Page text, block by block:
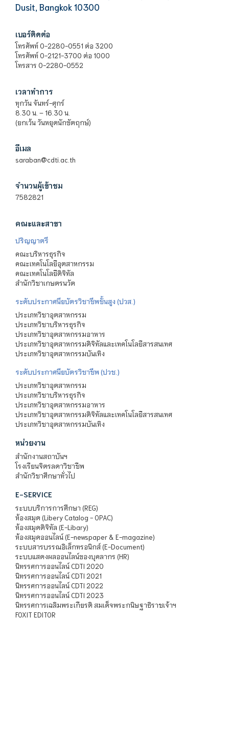
Dusit, Bangkok 10300
เบอร์ติดต่อ
โทรศัพท์ 0-2280-0551 ต่อ 3200
โทรศัพท์ 0-2121-3700 ต่อ 1000
โทรสาร 0-2280-0552
เวลาทำการ
ทุกวัน จันทร์-ศุกร์
8.30 น. – 16.30 น.
(ยกเว้น วันหยุดนักขัตฤกษ์)
อีเมล
saraban@cdti.ac.th
จำนวนผู้เข้าชม
7582821
คณะและสาขา
ปริญญาตรี
คณะบริหารธุรกิจ
คณะเทคโนโลยีอุตสาหกรรม
คณะเทคโนโลยีดิจิทัล
สำนักวิชาเกษตรนวัต
ระดับประกาศนียบัตรวิชาชีพชั้นสูง (ปวส.)
ประเภทวิชาอุตสาหกรรม
ประเภทวิชาบริหารธุรกิจ
ประเภทวิชาอุตสาหกรรมอาหาร
ประเภทวิชาอุตสาหกรรมดิจิทัลและเทคโนโลยีสารสนเทศ
ประเภทวิชาอุตสาหกรรมบันเทิง
ระดับประกาศนียบัตรวิชาชีพ (ปวช.)
ประเภทวิชาอุตสาหกรรม
ประเภทวิชาบริหารธุรกิจ
ประเภทวิชาอุตสาหกรรมอาหาร
ประเภทวิชาอุตสาหกรรมดิจิทัลและเทคโนโลยีสารสนเทศ
ประเภทวิชาอุตสาหกรรมบันเทิง
หน่วยงาน
สำนักงานสถาบันฯ
โรงเรียนจิตรลดาวิชาชีพ
สำนักวิชาศึกษาทั่วไป
E-SERVICE
ระบบบริการการศึกษา (REG)
ห้องสมุด (Libery Catalog - OPAC)
ห้องสมุดดิจิทัล (E-Libary)
ห้องสมุดออนไลน์ (E-newspaper & E-magazine)
ระบบสารบรรณอิเล็กทรอนิกส์ (E-Document)
ระบบแสดงผลออนไลน์ของบุคลากร (HR)
นิทรรศการออนไลน์ CDTI 2020
นิทรรศการออนไลน์ CDTI 2021
นิทรรศการออนไลน์ CDTI 2022
นิทรรศการออนไลน์ CDTI 2023
นิทรรศการเฉลิมพระเกียรติ สมเด็จพระกนิษฐาธิราชเจ้าฯ
FOXIT EDITOR